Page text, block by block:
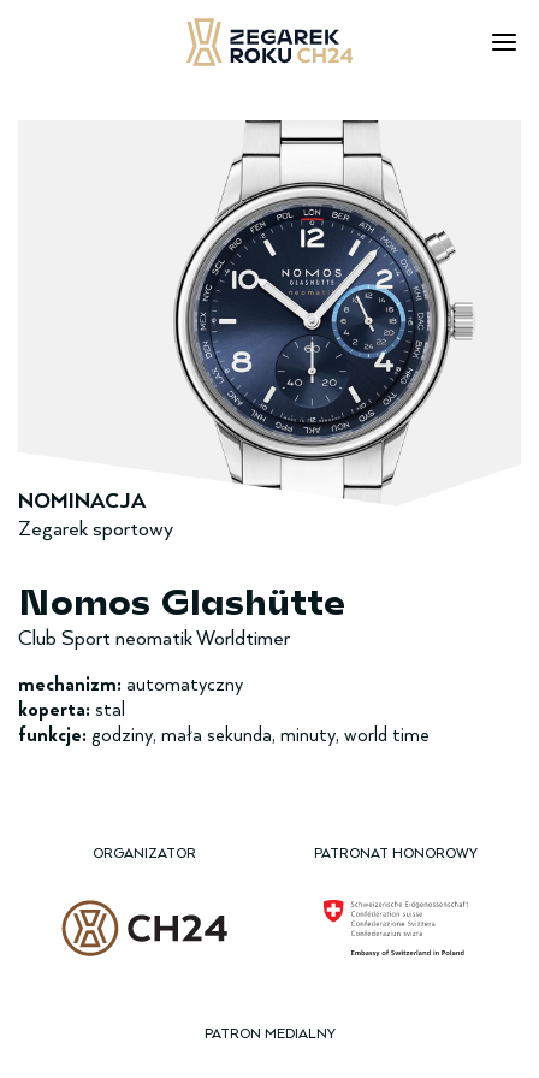
Nomos Glashütte
Club Sport neomatik Worldtimer
mechanizm: automatyczny
koperta: stal
funkcje: godziny, mała sekunda, minuty, world time
NOMINACJA
Zegarek sportowy
ORGANIZATOR PATRONAT HONOROWY
PATRON MEDIALNY